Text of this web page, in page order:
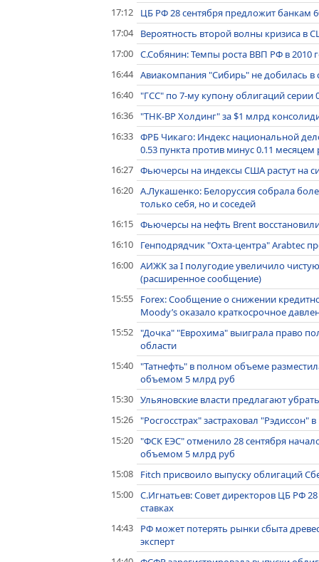
17:12
ЦБ РФ 28 сентября предложит банкам
17:04
Вероятность второй волны кризиса в
17:00 С.Собянин: Темпы роста ВВП РФ в 2010
16:44 Авиакомпания "Сибирь" не добилась в
16:40 "ГСС" по 7-му купону облигаций серии
16:36 "ТНК-ВР Холдинг" за $1 млрд
16:33 ФРБ Чикаго: Индекс национальной
0.53 пункта против минус 0.11 месяцем
16:27 Фьючерсы на индексы США растут на
16:20 А.Лукашенко: Белоруссия собрала
только себя, но и соседей
16:15 Фьючерсы на нефть Brent
16:10
Генподрядчик "Охта-центра" Arabtec
16:00 АИЖК за I полугодие увеличило
(расширенное сообщение)
15:55
Forex: Сообщение о снижении
Moody’s оказало краткосрочное
15:52 "Дочка" "Еврохима" выиграла право
области
15:40 "Татнефть" в полном объеме
объемом 5 млрд руб
15:30 Ульяновские власти предлагают
15:26 "Росгосстрах" застраховал
15:20 "ФСК ЕЭС" отменило 28 сентября
объемом 5 млрд руб
15:08
Fitch присвоило выпуску облигаций
15:00 С.Игнатьев: Совет директоров ЦБ РФ
ставках
14:43
РФ может потерять рынки сбыта
эксперт